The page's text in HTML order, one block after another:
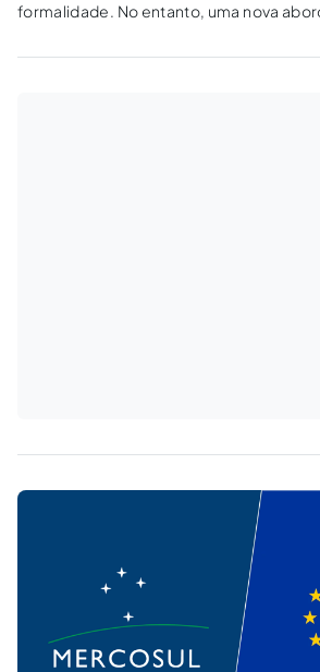
formalidade. No entanto, uma nova
compreensível para todos: o Legal